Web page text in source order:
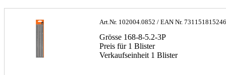
Art.Nr. 102004.0852 / EAN Nr.
Grösse 168-8-5.2-3P
Preis für 1 Blister
Verkaufseinheit 1 Blister